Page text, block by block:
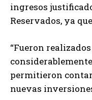
ingresos
Reservados, ya
“Fueron
permitieron
nuevas